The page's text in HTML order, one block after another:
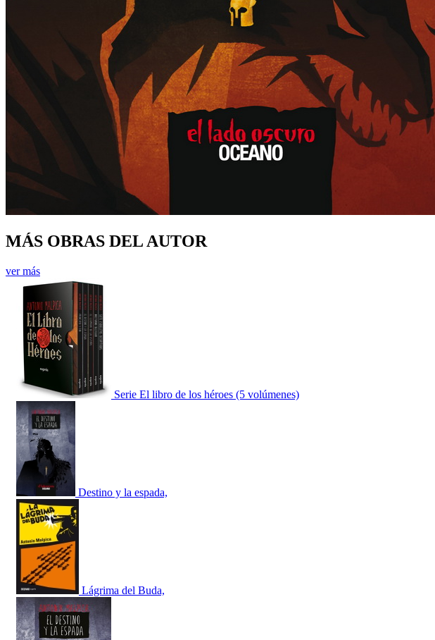
MÁS OBRAS DEL AUTOR
ver más
Serie El libro de los héroes (5 volúmenes)
Destino y la espada,
Lágrima del Buda,